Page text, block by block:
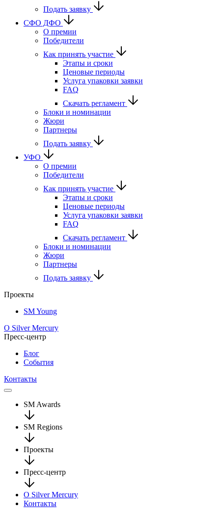
Подать заявку
CФО ДФО
О премии
Победители
Как принять участие
Этапы и сроки
Ценовые периоды
Услуга упаковки заявки
FAQ
Скачать регламент
Блоки и номинации
Жюри
Партнеры
Подать заявку
УФО
О премии
Победители
Как принять участие
Этапы и сроки
Ценовые периоды
Услуга упаковки заявки
FAQ
Скачать регламент
Блоки и номинации
Жюри
Партнеры
Подать заявку
Проекты
SM Young
О Silver Mercury
Пресс-центр
Блог
События
Контакты
SM Awards
SM Regions
Проекты
Пресс-центр
О Silver Mercury
Контакты